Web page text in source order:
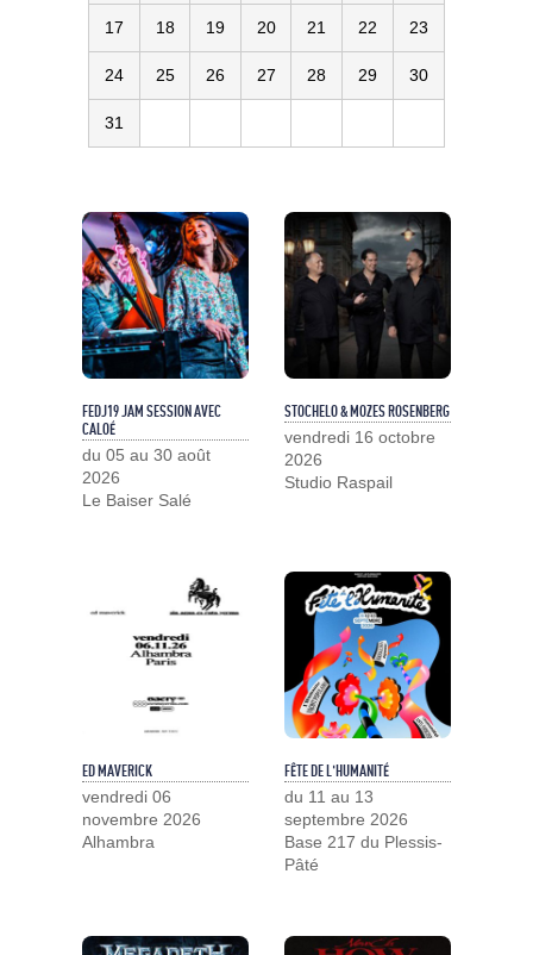
17 18 19 20 21 22 23
24 25 26 27 28 29 30
31
FEDJ19 JAM SESSION AVEC
CALOÉ
du 05 au 30 août
2026
Le Baiser Salé
STOCHELO & MOZES ROSENBERG
vendredi 16 octobre
2026
Studio Raspail
ED MAVERICK
vendredi 06
novembre 2026
Alhambra
FÊTE DE L'HUMANITÉ
du 11 au 13
septembre 2026
Base 217 du Plessis-
Pâté